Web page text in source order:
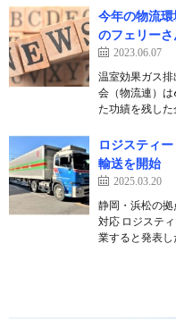
今年の物流
のフェリー
2023.06.07
温室効果ガス
会（物流連）
た功績を残し
ロジスティ
輸送を開始
2025.03.20
静岡・浜松の
対応 ロジステ
業すると発表